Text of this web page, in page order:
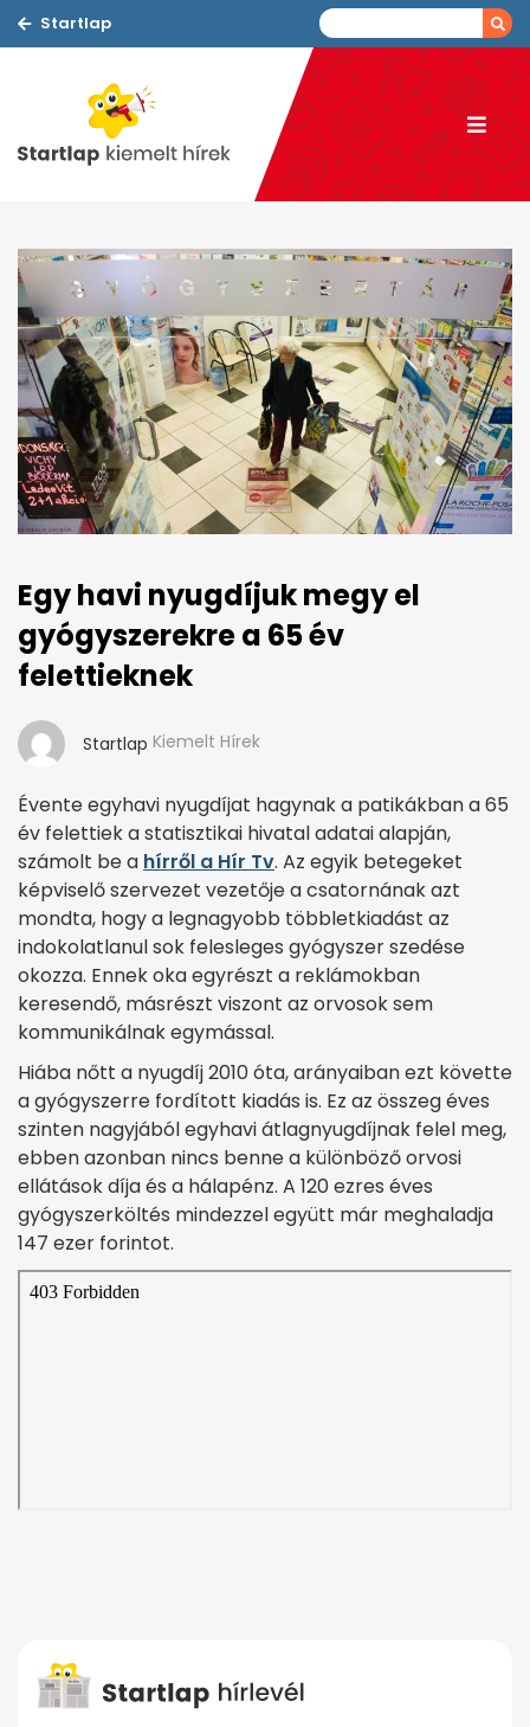
Startlap
Egy havi nyugdíjuk megy el
gyógyszerekre a 65 év
felettieknek
Startlap Kiemelt Hírek
Évente egyhavi nyugdíjat hagynak a patikákban a 65
év felettiek a statisztikai hivatal adatai alapján,
számolt be a hírről a Hír Tv. Az egyik betegeket
képviselő szervezet vezetője a csatornának azt
mondta, hogy a legnagyobb többletkiadást az
indokolatlanul sok felesleges gyógyszer szedése
okozza. Ennek oka egyrészt a reklámokban
keresendő, másrészt viszont az orvosok sem
kommunikálnak egymással.
Hiába nőtt a nyugdíj 2010 óta, arányaiban ezt követte
a gyógyszerre fordított kiadás is. Ez az összeg éves
szinten nagyjából egyhavi átlagnyugdíjnak felel meg,
ebben azonban nincs benne a különböző orvosi
ellátások díja és a hálapénz. A 120 ezres éves
gyógyszerköltés mindezzel együtt már meghaladja
147 ezer forintot.